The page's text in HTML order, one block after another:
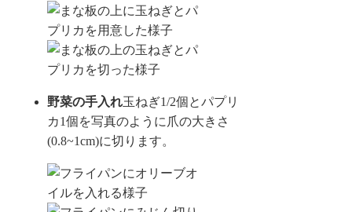
野菜の手入れ玉ねぎ1/2個とパプリ
カ1個を写真のように爪の大きさ
(0.8~1cm)に切ります。